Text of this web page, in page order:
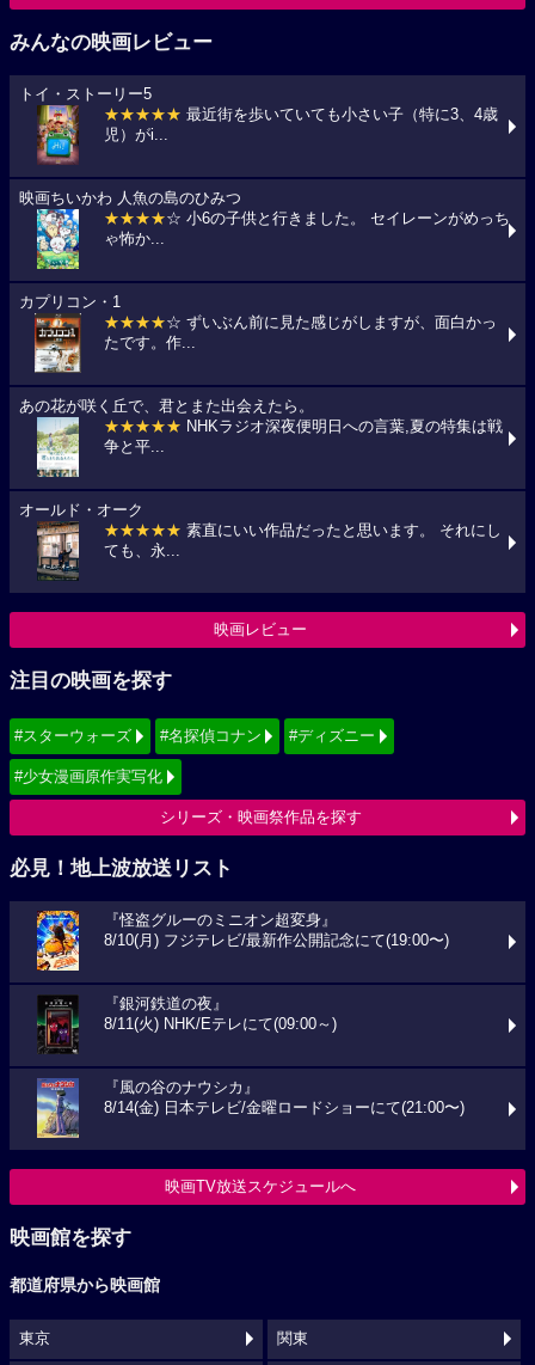
みんなの映画レビュー
トイ・ストーリー5
★★★★★ 最近街を歩いていても小さい子（特に3、4歳
児）がi...
映画ちいかわ 人魚の島のひみつ
★★★★☆ 小6の子供と行きました。 セイレーンがめっち
ゃ怖か...
カプリコン・1
★★★★☆ ずいぶん前に見た感じがしますが、面白かっ
たです。作...
あの花が咲く丘で、君とまた出会えたら。
★★★★★ NHKラジオ深夜便明日への言葉,夏の特集は戦
争と平...
オールド・オーク
★★★★★ 素直にいい作品だったと思います。 それにし
ても、永...
映画レビュー
注目の映画を探す
#スターウォーズ #名探偵コナン #ディズニー
#少女漫画原作実写化
シリーズ・映画祭作品を探す
必見！地上波放送リスト
『怪盗グルーのミニオン超変身』
8/10(月) フジテレビ/最新作公開記念にて(19:00〜)
『銀河鉄道の夜』
8/11(火) NHK/Eテレにて(09:00～)
『風の谷のナウシカ』
8/14(金) 日本テレビ/金曜ロードショーにて(21:00〜)
映画TV放送スケジュールへ
映画館を探す
都道府県から映画館
東京 関東